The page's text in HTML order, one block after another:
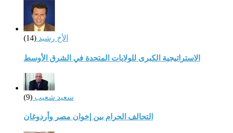
الأخ رشيد (14)
الاستراتيجية الكبرى للولايات المتحدة في الشرق الأوسط
سعيد شعيب (9)
التحالف الحرام بين إخوان مصر وأردوغان